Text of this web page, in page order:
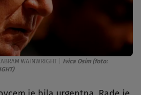
WAINWRIGHT
Ivica Osim (foto: